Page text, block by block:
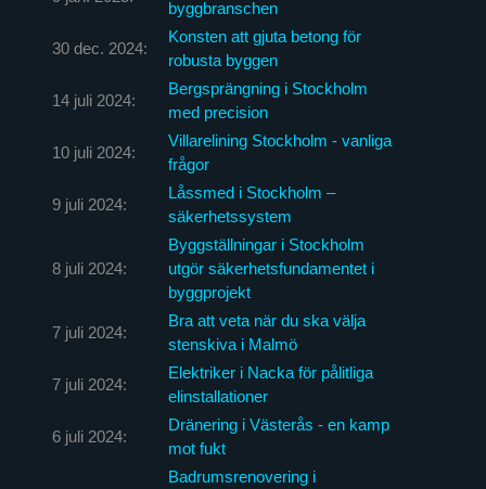
byggbranschen
30 dec. 2024:
Konsten att gjuta betong för
robusta byggen
14 juli 2024:
Bergsprängning i Stockholm
med precision
10 juli 2024:
Villarelining Stockholm - vanliga
frågor
9 juli 2024:
Låssmed i Stockholm –
säkerhetssystem
8 juli 2024:
Byggställningar i Stockholm
utgör säkerhetsfundamentet i
byggprojekt
7 juli 2024:
Bra att veta när du ska välja
stenskiva i Malmö
7 juli 2024:
Elektriker i Nacka för pålitliga
elinstallationer
6 juli 2024:
Dränering i Västerås - en kamp
mot fukt
Badrumsrenovering i